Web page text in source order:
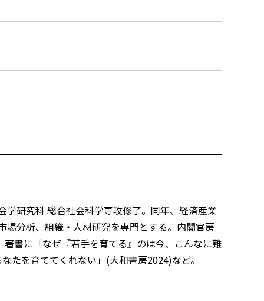
研究科 総合社会科学専攻修了。同年、経済産業
分析、組織・人材研究を専門とする。内閣官房
書に「なぜ『若手を育てる』のは今、こんなに難
たを育ててくれない」(大和書房2024)など。